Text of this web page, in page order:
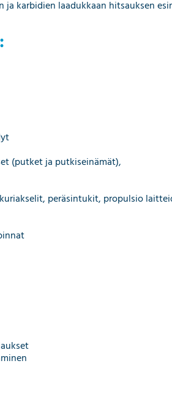
karbidien laadukkaan hitsauksen
(putket ja putkiseinämät),
peräsintukit, propulsio